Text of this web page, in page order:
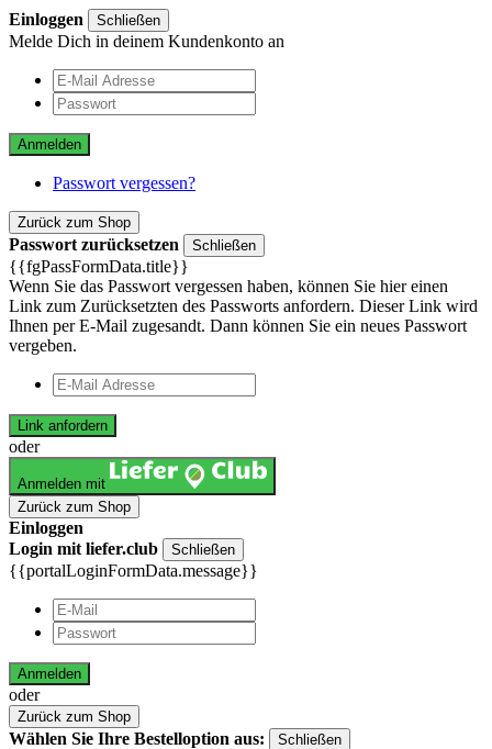
Einloggen Schließen
Melde Dich in deinem Kundenkonto an
Anmelden
Passwort vergessen?
Zurück zum Shop
Passwort zurücksetzen Schließen
{{fgPassFormData.title}}
Wenn Sie das Passwort vergessen haben, können Sie hier einen
Link zum Zurücksetzten des Passworts anfordern. Dieser Link wird
Ihnen per E-Mail zugesandt. Dann können Sie ein neues Passwort
vergeben.
Link anfordern
oder
Anmelden mit
Zurück zum Shop
Einloggen
Login mit liefer.club
Schließen
{{portalLoginFormData.message}}
Anmelden
oder
Zurück zum Shop
Wählen Sie Ihre Bestelloption aus: Schließen